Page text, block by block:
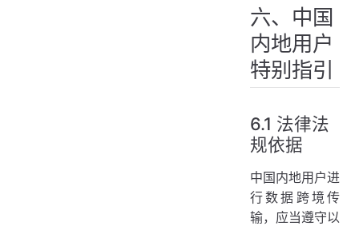
六、中国
内地用户
特别指引
6.1 法律法
规依据
中国内地用户进
行数据跨境传
输，应当遵守以